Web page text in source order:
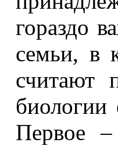
гораздо
семьи, в
считают
биологии
Первое –